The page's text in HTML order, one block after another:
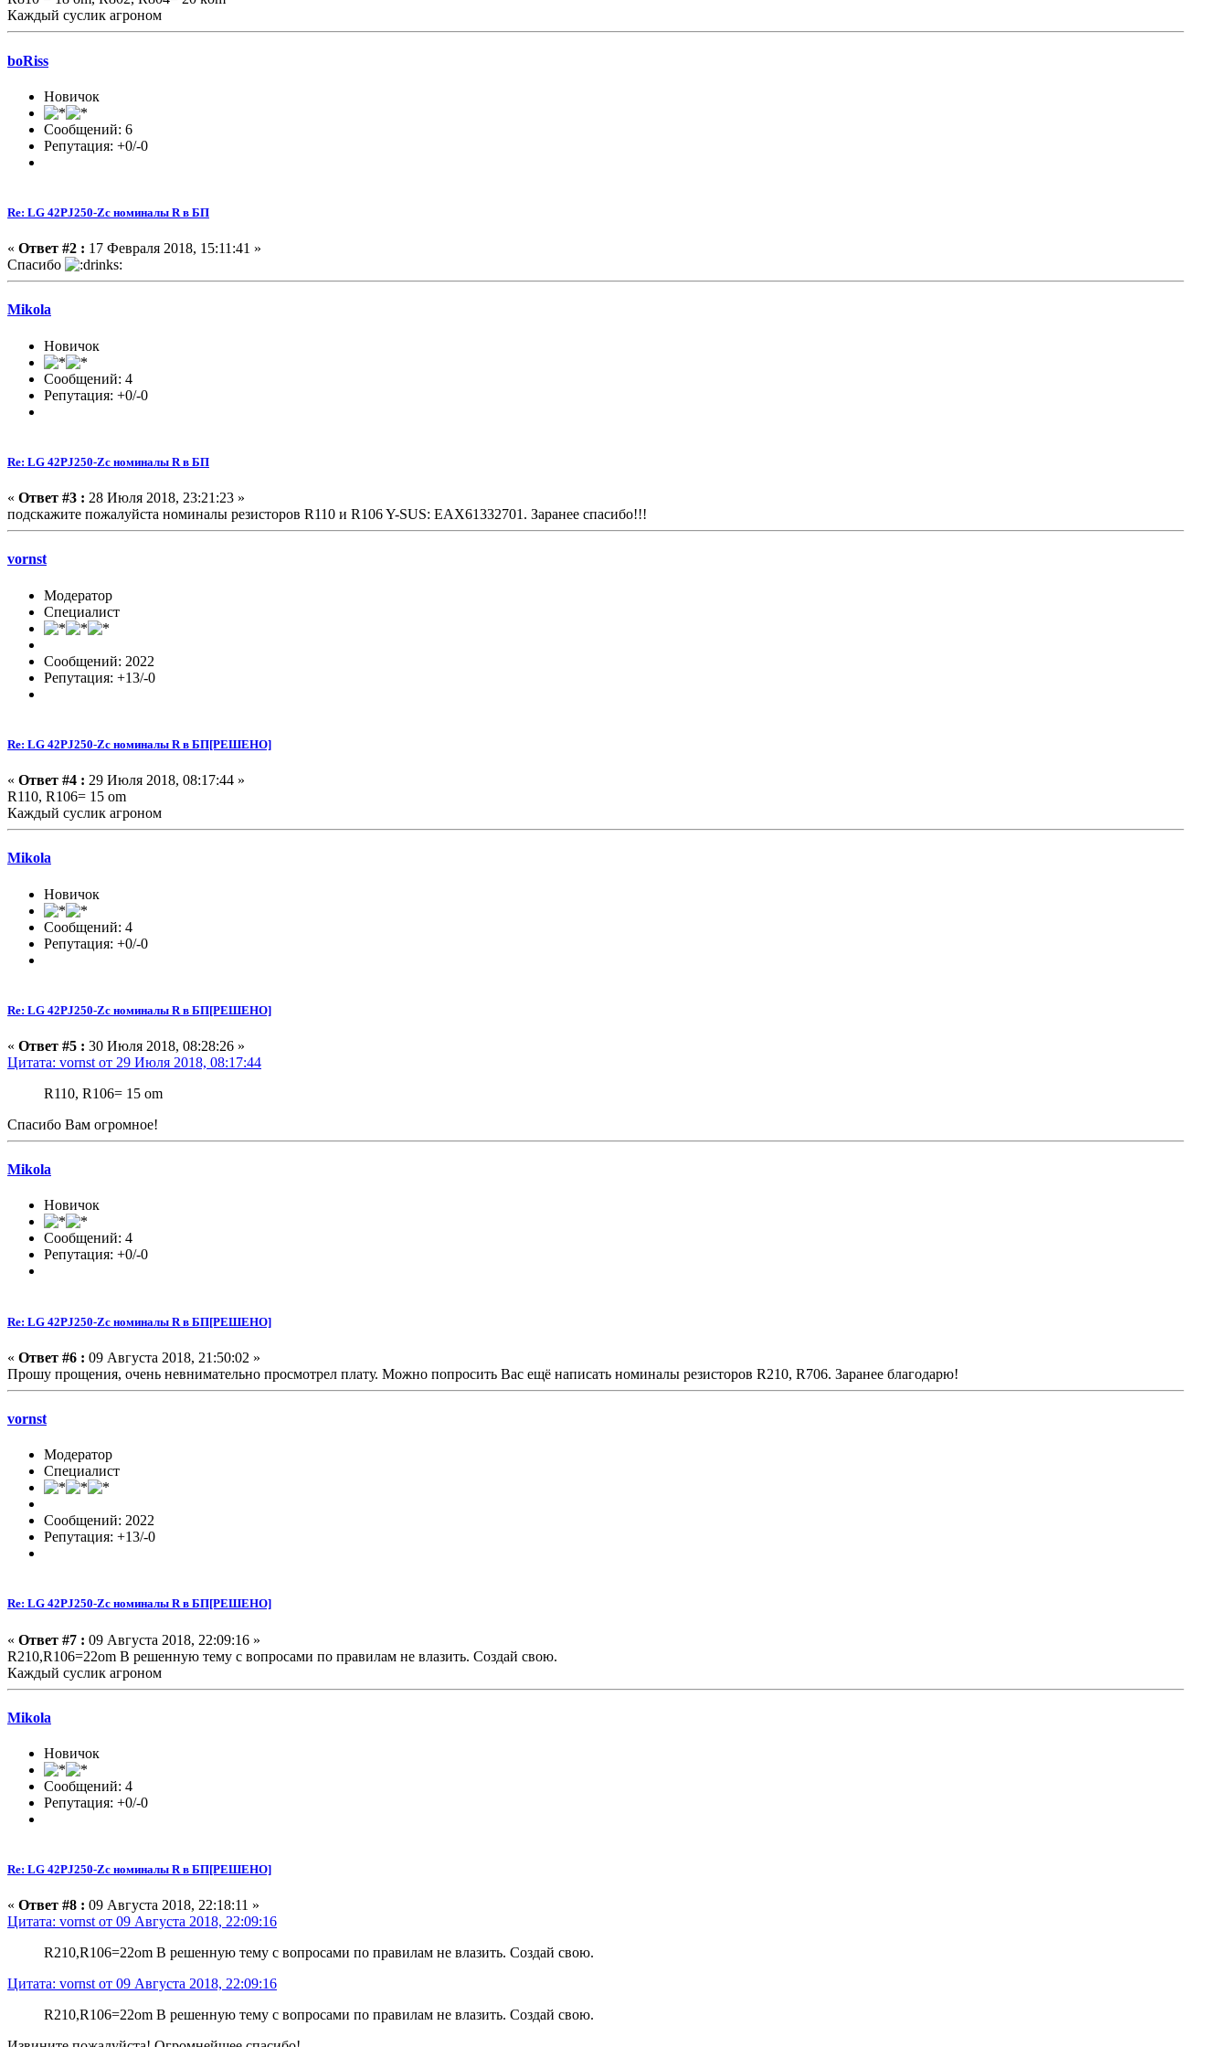
Каждый суслик агроном
boRiss
Новичок
Сообщений: 6
Репутация: +0/-0
Re: LG 42PJ250-Zc номиналы R в БП
« Ответ #2 : 17 Февраля 2018, 15:11:41 »
Спасибо
Mikola
Новичок
Сообщений: 4
Репутация: +0/-0
Re: LG 42PJ250-Zc номиналы R в БП
« Ответ #3 : 28 Июля 2018, 23:21:23 »
подскажите пожалуйста номиналы резисторов R110 и R106 Y-SUS: EAX61332701. Заранее спасибо!!!
vornst
Модератор
Специалист
Сообщений: 2022
Репутация: +13/-0
Re: LG 42PJ250-Zc номиналы R в БП[РЕШЕНО]
« Ответ #4 : 29 Июля 2018, 08:17:44 »
R110, R106= 15 om
Каждый суслик агроном
Mikola
Новичок
Сообщений: 4
Репутация: +0/-0
Re: LG 42PJ250-Zc номиналы R в БП[РЕШЕНО]
« Ответ #5 : 30 Июля 2018, 08:28:26 »
Цитата: vornst от 29 Июля 2018, 08:17:44
R110, R106= 15 om
Спасибо Вам огромное!
Mikola
Новичок
Сообщений: 4
Репутация: +0/-0
Re: LG 42PJ250-Zc номиналы R в БП[РЕШЕНО]
« Ответ #6 : 09 Августа 2018, 21:50:02 »
Прошу прощения, очень невнимательно просмотрел плату. Можно попросить Вас ещё написать номиналы резисторов R210, R706. Заранее благодарю!
vornst
Модератор
Специалист
Сообщений: 2022
Репутация: +13/-0
Re: LG 42PJ250-Zc номиналы R в БП[РЕШЕНО]
« Ответ #7 : 09 Августа 2018, 22:09:16 »
R210,R106=22om В решенную тему с вопросами по правилам не влазить. Создай свою.
Каждый суслик агроном
Mikola
Новичок
Сообщений: 4
Репутация: +0/-0
Re: LG 42PJ250-Zc номиналы R в БП[РЕШЕНО]
« Ответ #8 : 09 Августа 2018, 22:18:11 »
Цитата: vornst от 09 Августа 2018, 22:09:16
R210,R106=22om В решенную тему с вопросами по правилам не влазить. Создай свою.
Цитата: vornst от 09 Августа 2018, 22:09:16
R210,R106=22om В решенную тему с вопросами по правилам не влазить. Создай свою.